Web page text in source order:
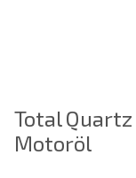
Total Quartz
Motoröl